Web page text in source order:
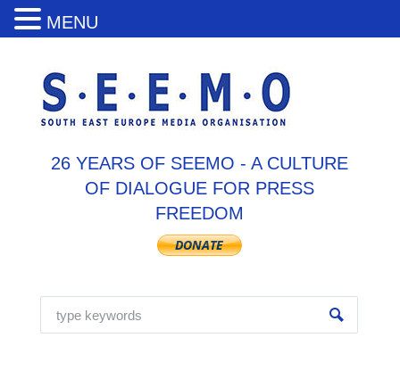
26 YEARS OF SEEMO - A CULTURE
OF DIALOGUE FOR PRESS
FREEDOM
MENU